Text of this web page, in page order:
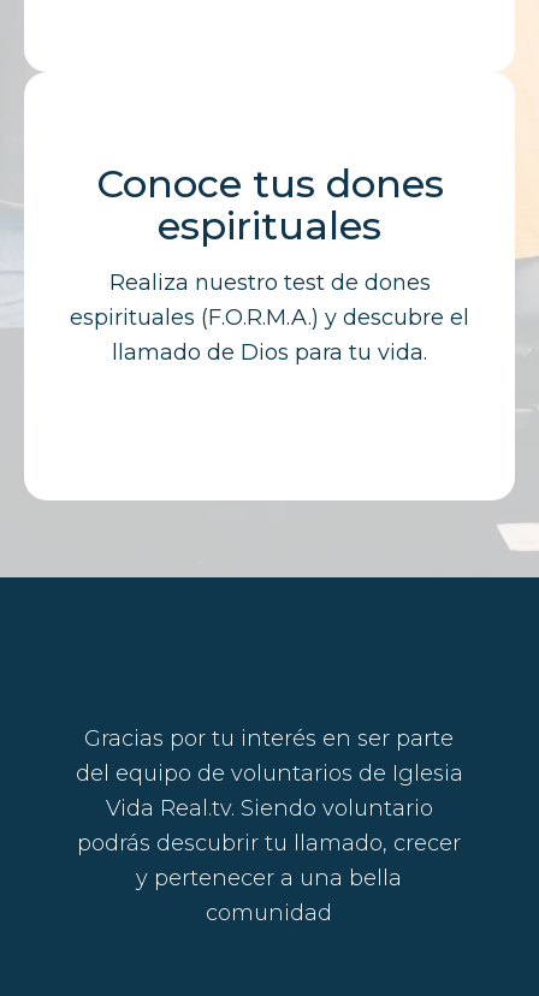
Conoce tus dones
espirituales
Realiza nuestro test de dones
espirituales (F.O.R.M.A.) y descubre el
llamado de Dios para tu vida.
Gracias por tu interés en ser parte
del equipo de voluntarios de Iglesia
Vida Real.tv. Siendo voluntario
podrás descubrir tu llamado, crecer
y pertenecer a una bella
comunidad